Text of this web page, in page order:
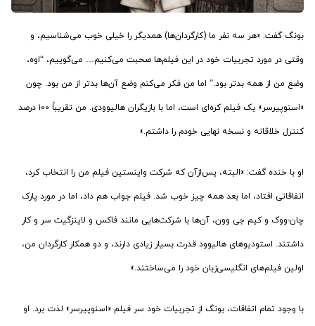
بونگ گفت: «هر سه نفر ما (کارگردان‌ها) همدیگر را خیلی خوب می‌شناسیم، و
وقتی در مورد تجربیات خود در این فیلم‌ها صحبت می‌کنیم… می‌گوییم، “اوه،
وضع من از همه بدتر بود.” اما من فکر می‌کنم وضع آن‌ها بدتر از من بود. چون
«اسنوپیرسر» یک فیلم کره‌ای است، اما با بازیگران هالیوودی. من تقریباً ۱۰۰ درصد
کنترل خلاقانه و نسخه نهایی خودم را داشتم.»
او با خنده گفت: «البته، پس‌ازآن که شرکت واینستین فیلم من را انتخاب کرد،
اتفاقاتی افتاد، اما بعد همه چیز خوب شد. فیلم جواب هم داد، اما در مورد پارک
چان-ووک و کیم جی وون، آن‌ها با شرکت‌هایی مانند فاکس و لاینزگیت سر و کار
داشتند. استودیوهای هالیوود قدرت بسیار زیادی دارند، و دو همکار کارگردان من،
اولین فیلم‌های انگلیسی‌زبان خود را می‌ساختند.»
با وجود تمام اتفاقات، بونگ از تجربیات خود سر فیلم «اسنوپیرسر» لذت برد. او